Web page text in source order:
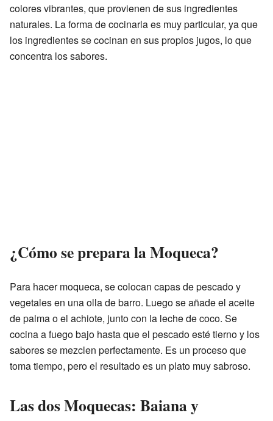
colores vibrantes, que provienen de sus ingredientes
naturales. La forma de cocinarla es muy particular, ya que
los ingredientes se cocinan en sus propios jugos, lo que
concentra los sabores.
¿Cómo se prepara la Moqueca?
Para hacer moqueca, se colocan capas de pescado y
vegetales en una olla de barro. Luego se añade el aceite
de palma o el achiote, junto con la leche de coco. Se
cocina a fuego bajo hasta que el pescado esté tierno y los
sabores se mezclen perfectamente. Es un proceso que
toma tiempo, pero el resultado es un plato muy sabroso.
Las dos Moquecas: Baiana y